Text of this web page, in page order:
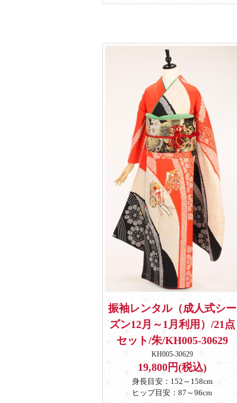
振袖レンタル（成人式シー
ズン12月～1月利用）/21点
セット/朱/KH005-30629
KH005-30629
19,800円(税込)
身長目安：152～158cm
ヒップ目安：87～96cm